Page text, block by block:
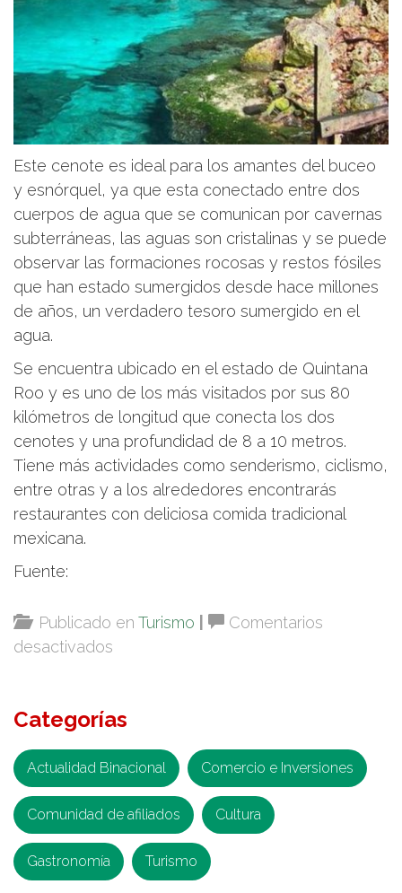
Este cenote es ideal para los amantes del buceo
y esnórquel, ya que esta conectado entre dos
cuerpos de agua que se comunican por cavernas
subterráneas, las aguas son cristalinas y se puede
observar las formaciones rocosas y restos fósiles
que han estado sumergidos desde hace millones
de años, un verdadero tesoro sumergido en el
agua.
Se encuentra ubicado en el estado de Quintana
Roo y es uno de los más visitados por sus 80
kilómetros de longitud que conecta los dos
cenotes y una profundidad de 8 a 10 metros.
Tiene más actividades como senderismo, ciclismo,
entre otras y a los alrededores encontrarás
restaurantes con deliciosa comida tradicional
mexicana.
Fuente:
Publicado en Turismo
Comentarios
desactivados
Ojos
Quintana
Roo,
México
Categorías
Actualidad Binacional Comercio e Inversiones
Comunidad de afiliados Cultura
Gastronomía Turismo